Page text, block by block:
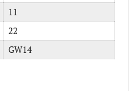
11
22
GW14